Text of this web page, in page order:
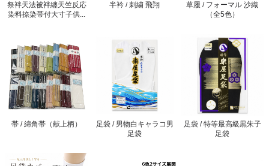
祭袢天法被袢纏天竺反応
染料捺染帯付大寸子供...
半衿 / 刺繍 飛翔
草履 / フォーマル 沙織
（全5色）
帯 / 綿角帯（献上柄）
足袋 / 男物白キャラコ男
足袋
足袋 / 特等最高級黒朱子
足袋